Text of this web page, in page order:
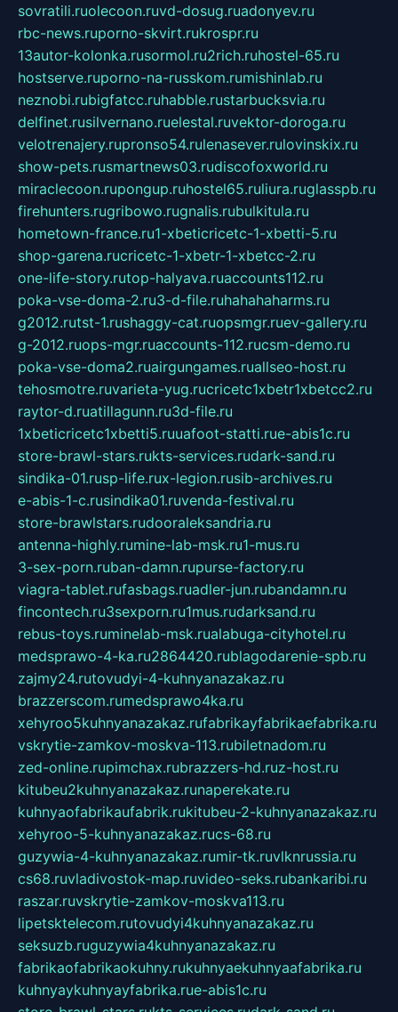
sovratili.ruolecoon.ruvd-dosug.ruadonyev.ru
rbc-news.ruporno-skvirt.rukrospr.ru
13autor-kolonka.rusormol.ru2rich.ruhostel-65.ru
hostserve.ruporno-na-russkom.rumishinlab.ru
neznobi.rubigfatcc.ruhabble.rustarbucksvia.ru
delfinet.rusilvernano.ruelestal.ruvektor-doroga.ru
velotrenajery.rupronso54.rulenasever.rulovinskix.ru
show-pets.rusmartnews03.rudiscofoxworld.ru
miraclecoon.rupongup.ruhostel65.ruliura.ruglasspb.ru
firehunters.rugribowo.rugnalis.rubulkitula.ru
hometown-france.ru1-xbeticricetc-1-xbetti-5.ru
shop-garena.rucricetc-1-xbetr-1-xbetcc-2.ru
one-life-story.rutop-halyava.ruaccounts112.ru
poka-vse-doma-2.ru3-d-file.ruhahahaharms.ru
g2012.rutst-1.rushaggy-cat.ruopsmgr.ruev-gallery.ru
g-2012.ruops-mgr.ruaccounts-112.rucsm-demo.ru
poka-vse-doma2.ruairgungames.ruallseo-host.ru
tehosmotre.ruvarieta-yug.rucricetc1xbetr1xbetcc2.ru
raytor-d.ruatillagunn.ru3d-file.ru
1xbeticricetc1xbetti5.ruuafoot-statti.rue-abis1c.ru
store-brawl-stars.rukts-services.rudark-sand.ru
sindika-01.rusp-life.rux-legion.rusib-archives.ru
e-abis-1-c.rusindika01.ruvenda-festival.ru
store-brawlstars.rudooraleksandria.ru
antenna-highly.rumine-lab-msk.ru1-mus.ru
3-sex-porn.ruban-damn.rupurse-factory.ru
viagra-tablet.rufasbags.ruadler-jun.rubandamn.ru
fincontech.ru3sexporn.ru1mus.rudarksand.ru
rebus-toys.ruminelab-msk.rualabuga-cityhotel.ru
medsprawo-4-ka.ru2864420.rublagodarenie-spb.ru
zajmy24.rutovudyi-4-kuhnyanazakaz.ru
brazzerscom.rumedsprawo4ka.ru
xehyroo5kuhnyanazakaz.rufabrikayfabrikaefabrika.ru
vskrytie-zamkov-moskva-113.rubiletnadom.ru
zed-online.rupimchax.rubrazzers-hd.ruz-host.ru
kitubeu2kuhnyanazakaz.runaperekate.ru
kuhnyaofabrikaufabrik.rukitubeu-2-kuhnyanazakaz.ru
xehyroo-5-kuhnyanazakaz.rucs-68.ru
guzywia-4-kuhnyanazakaz.rumir-tk.ruvlknrussia.ru
cs68.ruvladivostok-map.ruvideo-seks.rubankaribi.ru
raszar.ruvskrytie-zamkov-moskva113.ru
lipetsktelecom.rutovudyi4kuhnyanazakaz.ru
seksuzb.ruguzywia4kuhnyanazakaz.ru
fabrikaofabrikaokuhny.rukuhnyaekuhnyaafabrika.ru
kuhnyaykuhnyayfabrika.rue-abis1c.ru